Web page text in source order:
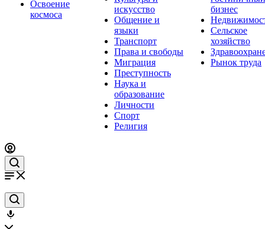
Освоение
космоса
искусство
Общение и
языки
Транспорт
Права и свободы
Миграция
Преступность
Наука и
образование
Личности
Спорт
Религия
бизнес
Сельское
хозяйство
Рынок труда